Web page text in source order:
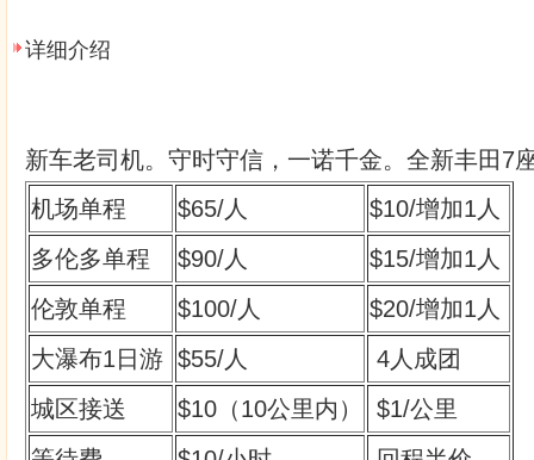
详细介绍
新车老司机。守时守信，一诺千金。全新丰田7
机场单程
$65/人
$10/增加1人
多伦多单程
$90/人
$15/增加1人
伦敦单程
$100/人
$20/增加1人
大瀑布1日游 $55/人
4人成团
城区接送
$10（10公里内）
$1/公里